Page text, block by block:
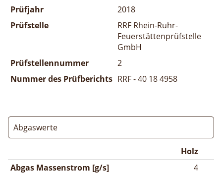
Prüfjahr
2018
Prüfstelle
RRF Rhein-Ruhr-
Feuerstättenprüfstelle
GmbH
Prüfstellennummer
2
Nummer des Prüfberichts RRF - 40 18 4958
Abgaswerte
Holz
Abgas Massenstrom [g/s]
4